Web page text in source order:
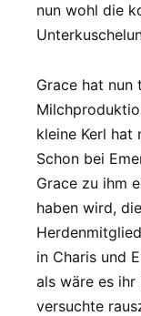
nun wohl die
Grace hat nun
kleine Kerl hat
Schon bei
Grace zu ihm
haben wird,
in Charis und
als wäre es ihr
versuchte